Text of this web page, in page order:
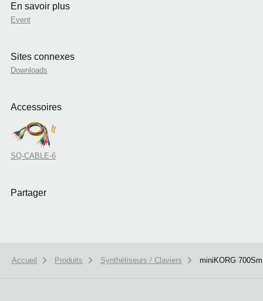
En savoir plus
Event
Sites connexes
Downloads
Accessoires
SQ-CABLE-6
Partager
Accueil Produits Synthétiseurs / Claviers miniKORG 700Sm